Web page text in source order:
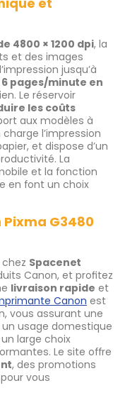
4800 × 1200 dpi, la
et des images
jusqu’à
6 pages/minute en
Le réservoir
les coûts
aux modèles à
l’impression
et dispose d’un
La
et la fonction
en font un choix
G3480
chez Spacenet
Canon, et profitez
livraison rapide et
Canon est
vous assurant une
usage domestique
large choix
Le site offre
, des promotions
vous